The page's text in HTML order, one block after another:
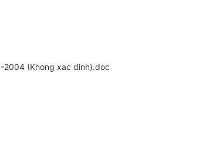
2004 (Khong xac dinh).doc